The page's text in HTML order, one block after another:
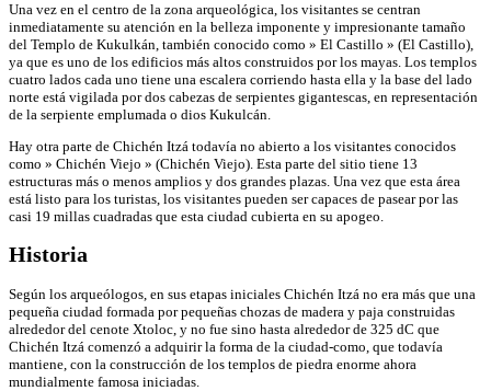
Una vez en el centro de la zona arqueológica, los visitantes se centran
inmediatamente su atención en la belleza imponente y impresionante tamaño
del Templo de Kukulkán, también conocido como » El Castillo » (El Castillo),
ya que es uno de los edificios más altos construidos por los mayas. Los templos
cuatro lados cada uno tiene una escalera corriendo hasta ella y la base del lado
norte está vigilada por dos cabezas de serpientes gigantescas, en representación
de la serpiente emplumada o dios Kukulcán.
Hay otra parte de Chichén Itzá todavía no abierto a los visitantes conocidos
como » Chichén Viejo » (Chichén Viejo). Esta parte del sitio tiene 13
estructuras más o menos amplios y dos grandes plazas. Una vez que esta área
está listo para los turistas, los visitantes pueden ser capaces de pasear por las
casi 19 millas cuadradas que esta ciudad cubierta en su apogeo.
Historia
Según los arqueólogos, en sus etapas iniciales Chichén Itzá no era más que una
pequeña ciudad formada por pequeñas chozas de madera y paja construidas
alrededor del cenote Xtoloc, y no fue sino hasta alrededor de 325 dC que
Chichén Itzá comenzó a adquirir la forma de la ciudad-como, que todavía
mantiene, con la construcción de los templos de piedra enorme ahora
mundialmente famosa iniciadas.